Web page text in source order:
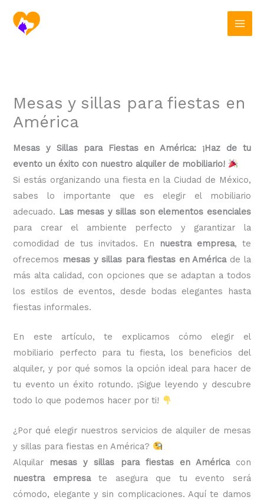
contenido
Mesas y sillas para fiestas en
América
Mesas y Sillas para Fiestas en América: ¡Haz de tu
evento un éxito con nuestro alquiler de mobiliario!
Si estás organizando una fiesta en la Ciudad de México,
sabes lo importante que es elegir el mobiliario
adecuado. Las mesas y sillas son elementos esenciales
para crear el ambiente perfecto y garantizar la
comodidad de tus invitados. En
nuestra empresa, te
ofrecemos mesas y sillas para fiestas en Américade la
más alta calidad, con opciones que se adaptan a todos
los estilos de eventos, desde bodas elegantes hasta
fiestas informales.
En este artículo, te explicamos cómo elegir el
mobiliario perfecto para tu fiesta, los beneficios del
alquiler, y por qué somos la opción ideal para hacer de
tu evento un éxito rotundo. ¡Sigue leyendo y descubre
todo lo que podemos hacer por ti!
¿Por qué elegir nuestros servicios de alquiler de mesas
y sillas para fiestas en América?
Alquilar mesas y sillas para fiestas en Américacon
nuestra empresate asegura que tu evento será
cómodo, elegante y sin complicaciones. Aquí te damos